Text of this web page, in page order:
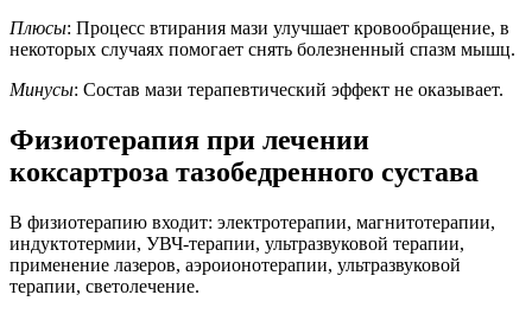
Плюсы: Процесс втирания мази улучшает кровообращение, в
некоторых случаях помогает снять болезненный спазм мышц.
Минусы: Состав мази терапевтический эффект не оказывает.
Физиотерапия при лечении
коксартроза тазобедренного сустава
В физиотерапию входит: электротерапии, магнитотерапии,
индуктотермии, УВЧ-терапии, ультразвуковой терапии,
применение лазеров, аэроионотерапии, ультразвуковой
терапии, светолечение.